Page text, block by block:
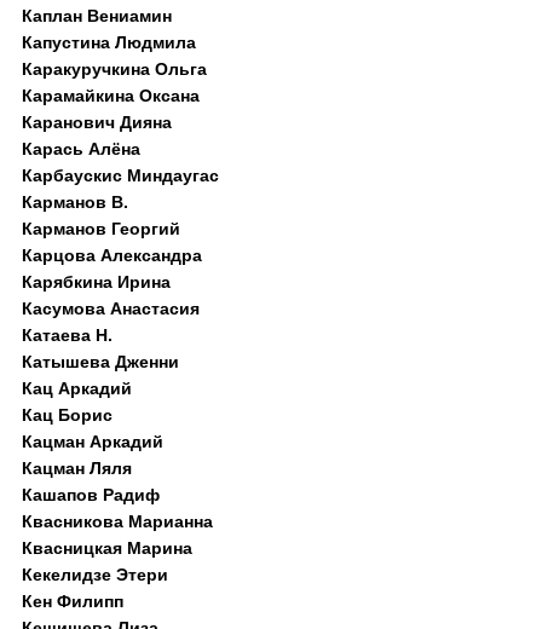
Каплан Вениамин
Капустина Людмила
Каракуручкина Ольга
Карамайкина Оксана
Каранович Дияна
Карась Алёна
Карбаускис Миндаугас
Карманов В.
Карманов Георгий
Карцова Александра
Карябкина Ирина
Касумова Анастасия
Катаева Н.
Катышева Дженни
Кац Аркадий
Кац Борис
Кацман Аркадий
Кацман Ляля
Кашапов Радиф
Квасникова Марианна
Квасницкая Марина
Кекелидзе Этери
Кен Филипп